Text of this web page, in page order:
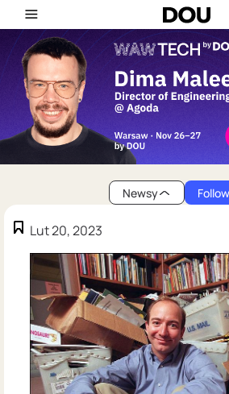
Newsy Follow
Lut 20, 2023